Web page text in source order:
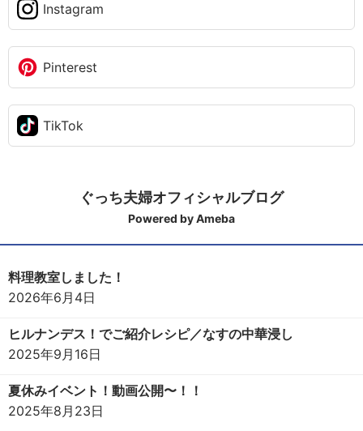
Instagram
Pinterest
TikTok
ぐっち夫婦オフィシャルブログ
Powered by Ameba
料理教室しました！
2026年6月4日
ヒルナンデス！でご紹介レシピ／なすの中華浸し
2025年9月16日
夏休みイベント！動画公開〜！！
2025年8月23日